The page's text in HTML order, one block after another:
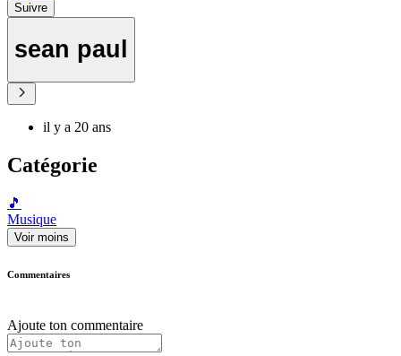
Suivre
sean paul
il y a 20 ans
Catégorie
🎵
Musique
Voir moins
Commentaires
Ajoute ton commentaire